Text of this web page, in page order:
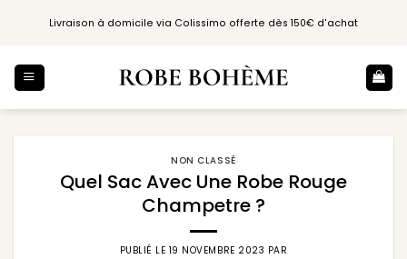
Livraison à domicile via Colissimo offerte dès 150€ d'achat
NON CLASSÉ
Quel Sac Avec Une Robe Rouge
Champetre ?
PUBLIÉ LE 19 NOVEMBRE 2023 PAR